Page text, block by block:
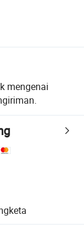
mengenai
yang
kualitas